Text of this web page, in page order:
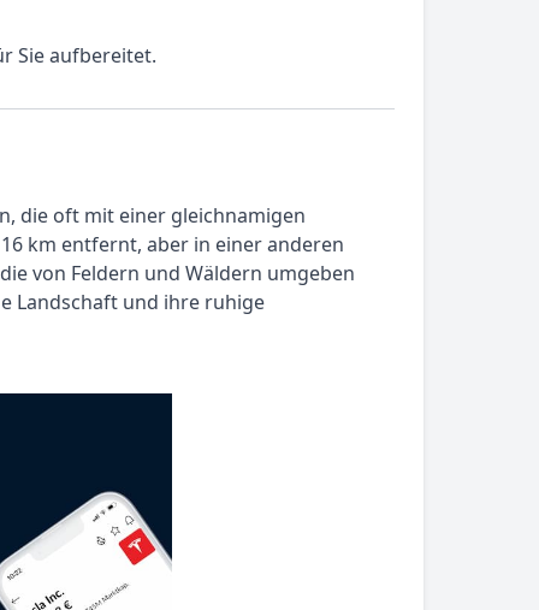
Sie aufbereitet.
die oft mit einer gleichnamigen
km entfernt, aber in einer anderen
von Feldern und Wäldern umgeben
Landschaft und ihre ruhige